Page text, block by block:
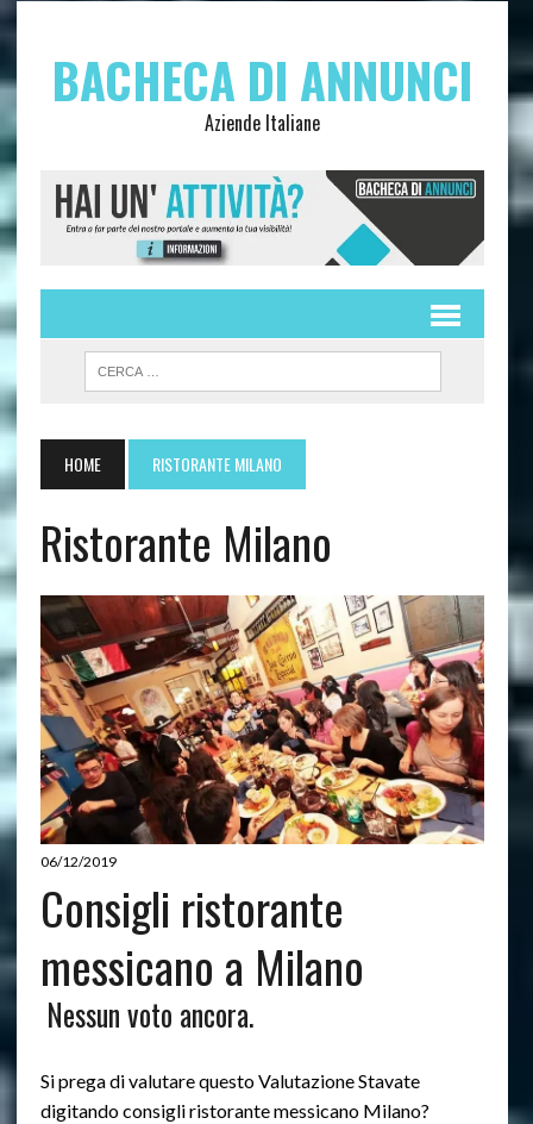
BACHECA DI ANNUNCI
Aziende Italiane
HOME RISTORANTE MILANO
Ristorante Milano
06/12/2019
Consigli ristorante
messicano a Milano
Nessun voto ancora.
Si prega di valutare questo Valutazione Stavate
digitando consigli ristorante messicano Milano?